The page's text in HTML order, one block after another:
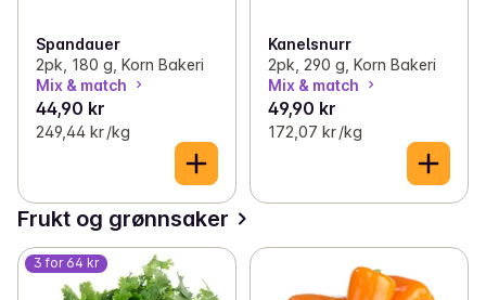
Spandauer
2pk, 180 g, Korn Bakeri
Mix & match
44,90 kr
249,44 kr /kg
Kanelsnurr
2pk, 290 g, Korn Bakeri
Mix & match
49,90 kr
172,07 kr /kg
Frukt og grønnsaker
3 for 64 kr